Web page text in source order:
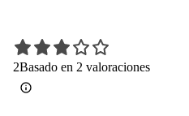
2Basado en 2 valoraciones